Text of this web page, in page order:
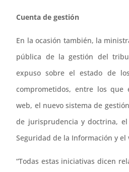
Cuenta de gestión
En la ocasión también, la
pública de la gestión del
expuso sobre el estado de
comprometidos, entre los que
web, el nuevo sistema de
de jurisprudencia y doctrina,
Seguridad de la Información y el
“Todas estas iniciativas dicen